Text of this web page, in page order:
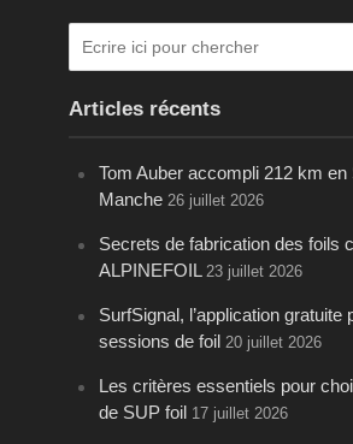
Articles récents
Tom Auber accompli 212 km en
Manche 26 juillet 2026
Secrets de fabrication des foils
ALPINEFOIL 23 juillet 2026
SurfSignal, l’application gratuite
sessions de foil 20 juillet 2026
Les critères essentiels pour
de SUP foil 17 juillet 2026